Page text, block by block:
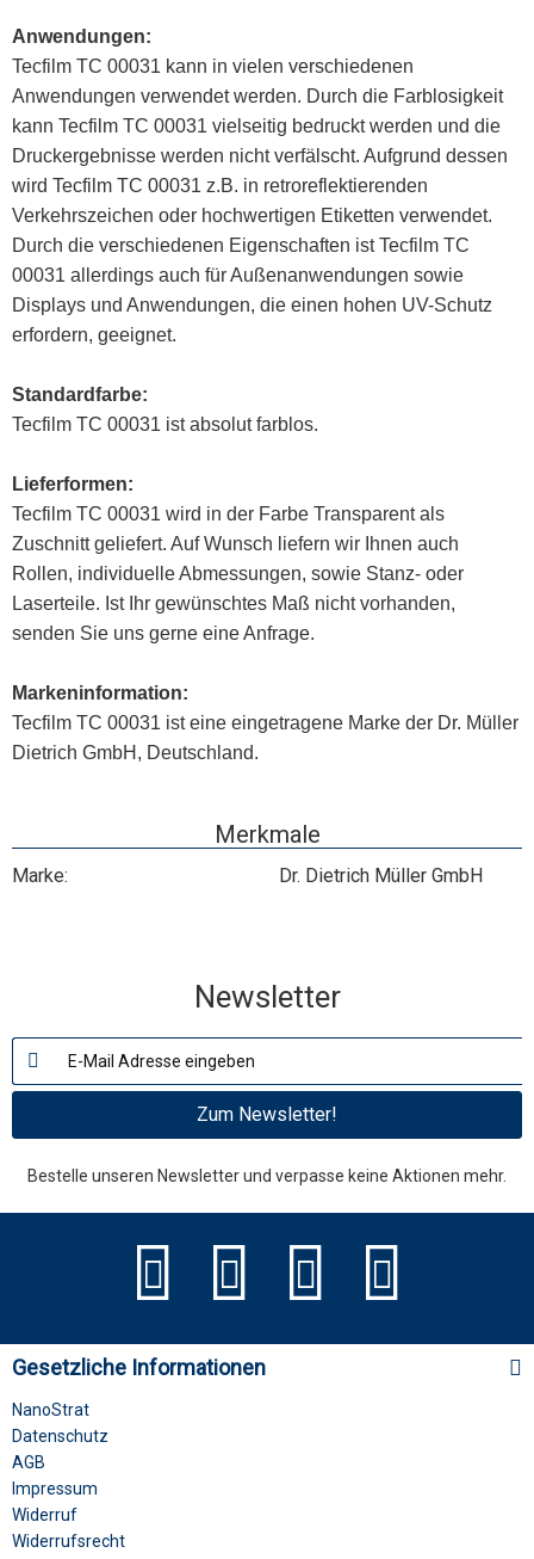
Anwendungen:
Tecfilm TC 00031 kann in vielen verschiedenen
Anwendungen verwendet werden. Durch die Farblosigkeit
kann Tecfilm TC 00031 vielseitig bedruckt werden und die
Druckergebnisse werden nicht verfälscht. Aufgrund dessen
wird Tecfilm TC 00031 z.B. in retroreflektierenden
Verkehrszeichen oder hochwertigen Etiketten verwendet.
Durch die verschiedenen Eigenschaften ist Tecfilm TC
00031 allerdings auch für Außenanwendungen sowie
Displays und Anwendungen, die einen hohen UV-Schutz
erfordern, geeignet.
Standardfarbe:
Tecfilm TC 00031 ist absolut farblos.
Lieferformen:
Tecfilm TC 00031 wird in der Farbe Transparent als
Zuschnitt geliefert. Auf Wunsch liefern wir Ihnen auch
Rollen, individuelle Abmessungen, sowie Stanz- oder
Laserteile. Ist Ihr gewünschtes Maß nicht vorhanden,
senden Sie uns gerne eine Anfrage.
Markeninformation:
Tecfilm TC 00031 ist eine eingetragene Marke der Dr. Müller
Dietrich GmbH, Deutschland.
Merkmale
Marke: Dr. Dietrich Müller GmbH
Newsletter
Zum Newsletter!
Bestelle unseren Newsletter und verpasse keine Aktionen mehr.
Gesetzliche Informationen
NanoStrat
Datenschutz
AGB
Impressum
Widerruf
Widerrufsrecht